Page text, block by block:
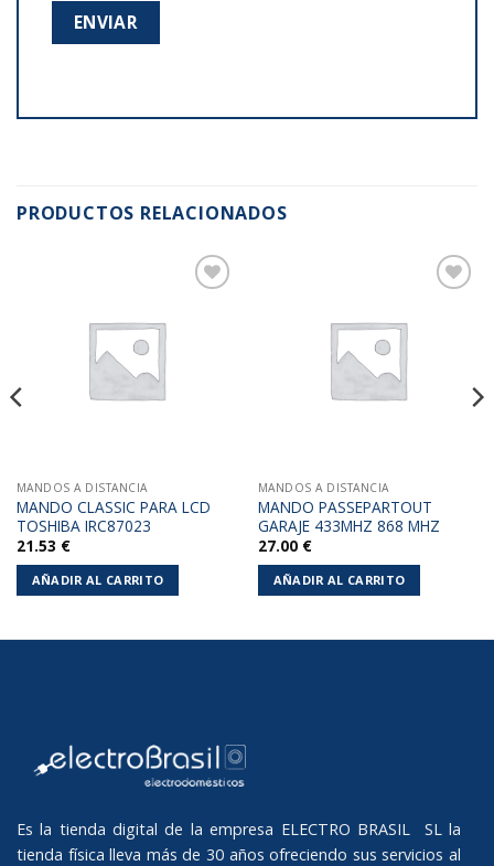
PRODUCTOS RELACIONADOS
MANDOS A DISTANCIA
MANDO CLASSIC PARA LCD
TOSHIBA IRC87023
21.53 €
AÑADIR AL CARRITO
MANDOS A DISTANCIA
MANDO PASSEPARTOUT
GARAJE 433MHZ 868 MHZ
27.00 €
AÑADIR AL CARRITO
Es la tienda digital de la empresa ELECTRO BRASIL SL la
tienda física lleva más de 30 años ofreciendo sus servicios al